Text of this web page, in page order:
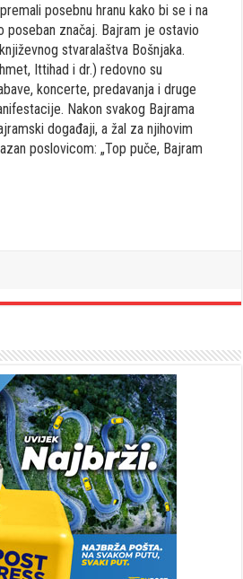
posebnu hranu kako bi se i na
poseban značaj. Bajram je ostavio
stvaralaštva Bošnjaka.
Ittihad i dr.) redovno su
koncerte, predavanja i druge
Nakon svakog Bajrama
događaji, a žal za njihovim
poslovicom: „Top puče, Bajram